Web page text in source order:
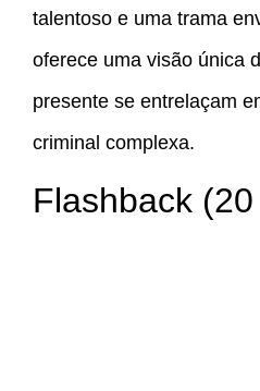
talentoso e uma trama
oferece uma visão única
presente se entrelaçam
criminal complexa.
Flashback